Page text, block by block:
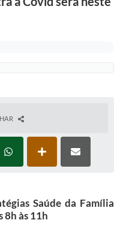
Saúde da Família
8h às 11h